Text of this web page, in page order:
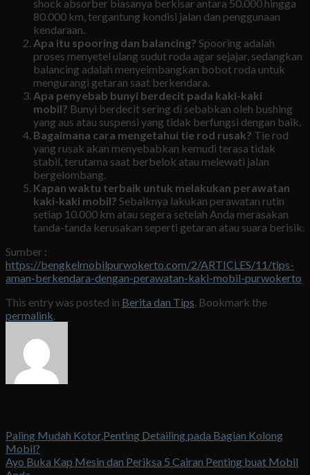
shock absorber biasanya berkisar antara 50.000 hingga
80.000 km, tergantung kondisi jalan dan penggunaan
kendaraan.
Apa itu spooring dan balancing? Spooring adalah
proses menyetel ulang sudut roda agar sejajar, sedangkan
balancing adalah menyeimbangkan bobot roda untuk
mengurangi getaran saat berkendara.
Apa penyebab bunyi berdecit pada kaki-kaki
mobil? Bunyi berdecit sering di sebabkan oleh bushing
yang aus atau suspensi yang tidak berfungsi dengan baik.
Bagaimana cara mengetahui tie rod rusak? Tie rod
yang rusak akan menyebabkan kemudi terasa tidak
stabil, terutama saat berbelok atau melewati jalan
bergelombang.
Kapan waktu terbaik untuk melakukan perawatan
kaki-kaki mobil? Sebaiknya lakukan perawatan rutin
setiap 10.000 km atau segera setelah Anda merasakan
tanda-tanda kerusakan seperti getaran atau suara berisik.
Sumber :
https://bengkelmobilpurwokerto.com/2/ARTICLES/11/tips-
aman-berkendara-dengan-perawatan-kaki-mobil-purwokerto
This entry was posted in Berita dan Tips. Bookmark the
permalink.
Paling Mudah Kotor,Penting Detailing pada Bagian Kolong
Mobil?
Ayo Buka Kap Mesin dan Periksa 5 Cairan Penting buat Mobil